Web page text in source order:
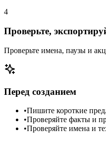
4
Проверьте,
Проверьте имена, паузы и
Перед созданием
•Пишите короткие
•Проверяйте факты и
•Проверяйте имена и